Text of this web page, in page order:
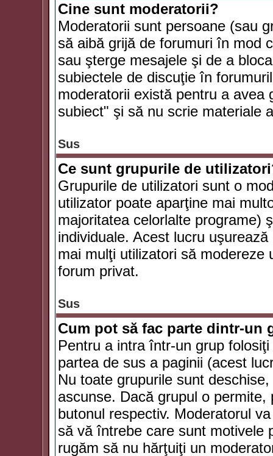
Cine sunt moderatorii?
Moderatorii sunt persoane (sau
să aibă grijă de forumuri în mod
sau şterge mesajele şi de a
subiectele de discuţie în
moderatorii există pentru a avea
subiect" şi să nu scrie materiale
Sus
Ce sunt grupurile de
Grupurile de utilizatori sunt o
utilizator poate aparţine mai
majoritatea celorlalte programe)
individuale. Acest lucru
mai mulţi utilizatori să
forum privat.
Sus
Cum pot să fac parte dintr-un
Pentru a intra într-un grup
partea de sus a paginii (acest
Nu toate grupurile sunt
ascunse. Dacă grupul o
butonul respectiv. Moderatorul
să vă întrebe care sunt motivele
rugăm să nu hărţuiţi un